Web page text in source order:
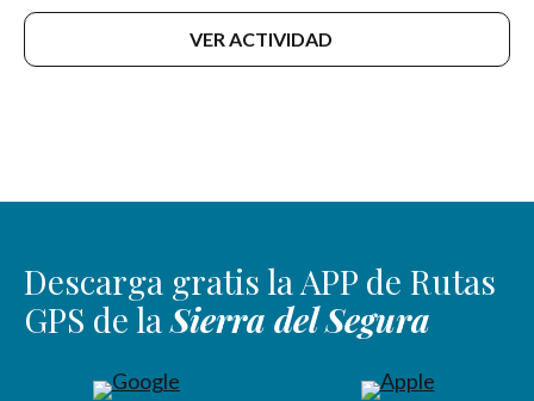
VER ACTIVIDAD
Descarga gratis la APP de Rutas
GPS de laSierra del Segura